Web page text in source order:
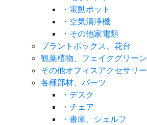
・電動ポット
・空気清浄機
・その他家電類
プラントボックス、花台
観葉植物、フェイクグリーン
その他オフィスアクセサリー
各種部材、パーツ
・デスク
・チェア
・書庫、シェルフ